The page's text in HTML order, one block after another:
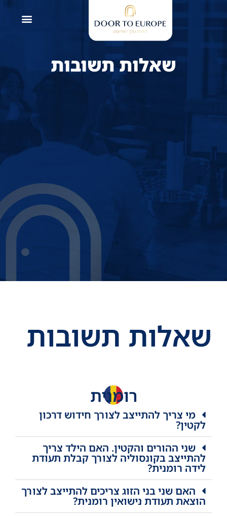
שאלות תשובות
שאלות תשובות
רומנית
מי צריך להתייצב לצורך חידוש דרכון
לקטין?
שני ההורים והקטין. האם הילד צריך
להתייצב בקונסוליה לצורך קבלת תעודת
לידה רומנית?
האם שני בני הזוג צריכים להתייצב לצורך
הוצאת תעודת נישואין רומנית?